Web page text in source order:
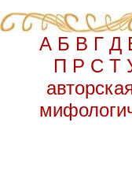
А Б В Г Д
П Р С Т